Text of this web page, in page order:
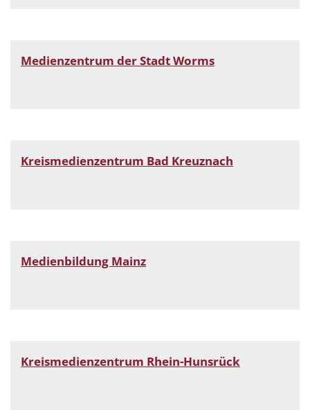
Medienzentrum der Stadt Worms
Kreismedienzentrum Bad Kreuznach
Medienbildung Mainz
Kreismedienzentrum Rhein-Hunsrück